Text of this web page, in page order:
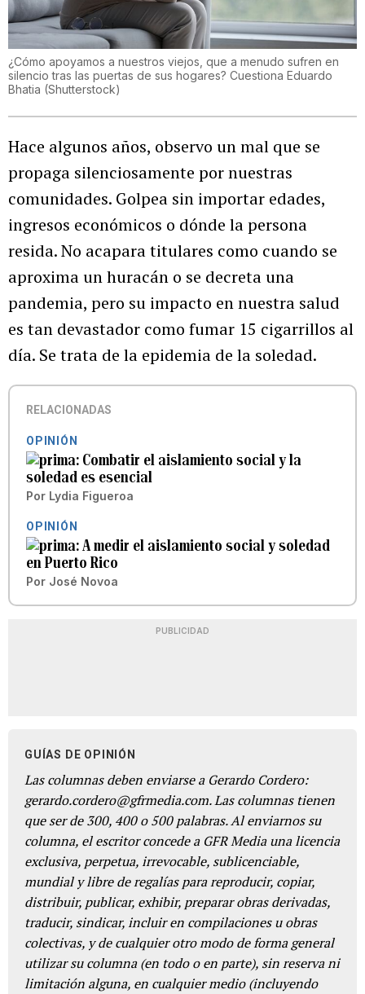
¿Cómo apoyamos a nuestros viejos, que a menudo sufren en
silencio tras las puertas de sus hogares? Cuestiona Eduardo
Bhatia (Shutterstock)
Hace algunos años, observo un mal que se
propaga silenciosamente por nuestras
comunidades. Golpea sin importar edades,
ingresos económicos o dónde la persona
resida. No acapara titulares como cuando se
aproxima un huracán o se decreta una
pandemia, pero su impacto en nuestra salud
es tan devastador como fumar 15 cigarrillos al
día. Se trata de la epidemia de la soledad.
RELACIONADAS
OPINIÓN
Combatir el aislamiento social y la
soledad es esencial
Por Lydia Figueroa
OPINIÓN
A medir el aislamiento social y soledad
en Puerto Rico
Por José Novoa
PUBLICIDAD
GUÍAS DE OPINIÓN
Las columnas deben enviarse a Gerardo Cordero:
gerardo.cordero@gfrmedia.com. Las columnas tienen
que ser de 300, 400 o 500 palabras. Al enviarnos su
columna, el escritor concede a GFR Media una licencia
exclusiva, perpetua, irrevocable, sublicenciable,
mundial y libre de regalías para reproducir, copiar,
distribuir, publicar, exhibir, preparar obras derivadas,
traducir, sindicar, incluir en compilaciones u obras
colectivas, y de cualquier otro modo de forma general
utilizar su columna (en todo o en parte), sin reserva ni
limitación alguna, en cualquier medio (incluyendo